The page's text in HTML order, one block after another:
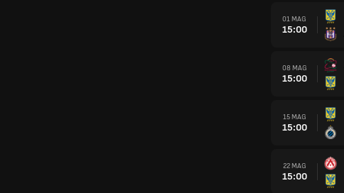
01 MAG
15:00
08 MAG
15:00
15 MAG
15:00
22 MAG
15:00